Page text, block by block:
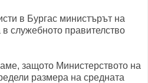
в Бургас министърът на
служебното правителство
защото Министерството на
размера на средната